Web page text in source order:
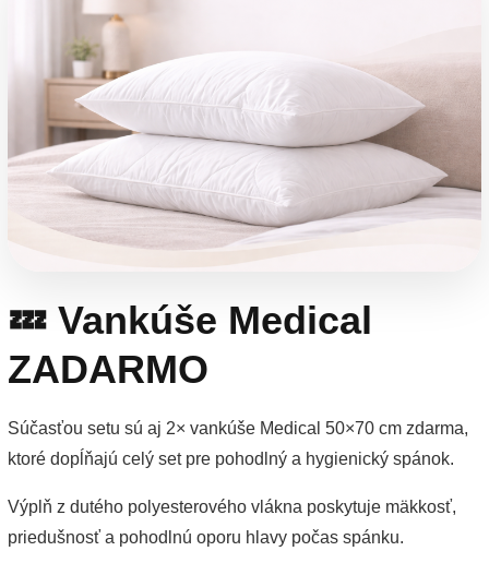
💤 Vankúše Medical
ZADARMO
Súčasťou setu sú aj 2× vankúše Medical 50×70 cm zdarma,
ktoré dopĺňajú celý set pre pohodlný a hygienický spánok.
Výplň z dutého polyesterového vlákna poskytuje mäkkosť,
priedušnosť a pohodlnú oporu hlavy počas spánku.